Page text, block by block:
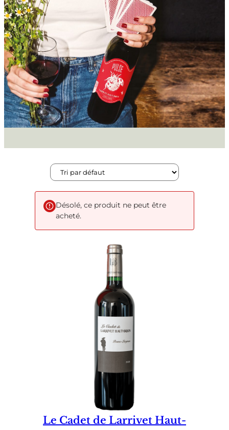
Désolé, ce produit ne peut être
acheté.
Le Cadet de Larrivet Haut-